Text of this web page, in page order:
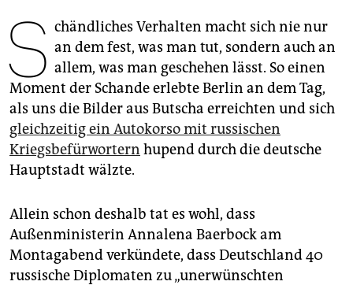
genossenschaft
epaper login
S chändliches Verhalten macht sich nie nur
an dem fest, was man tut, sondern auch an
allem, was man geschehen lässt. So einen
Moment der Schande erlebte Berlin an dem Tag,
als uns die Bilder aus Butscha erreichten und sich
gleichzeitig ein Autokorso mit russischen
Kriegsbefürwortern hupend durch die deutsche
Hauptstadt wälzte.
Allein schon deshalb tat es wohl, dass
Außenministerin Annalena Baerbock am
Montagabend verkündete, dass Deutschland 40
russische Diplomaten zu „unerwünschten